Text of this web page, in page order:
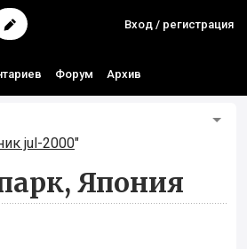
Вход / регистрация
Форум Архив
jul-2000"
Япония